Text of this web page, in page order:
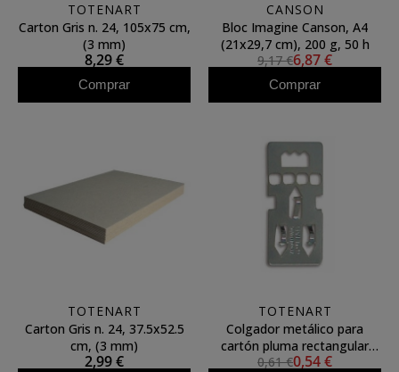
TOTENART
Carton Gris n. 24, 105x75 cm,
(3 mm)
8,29 €
Comprar
CANSON
Bloc Imagine Canson, A4
(21x29,7 cm), 200 g, 50 h
9,17 €6,87 €
Comprar
TOTENART
Carton Gris n. 24, 37.5x52.5
cm, (3 mm)
2,99 €
TOTENART
Colgador metálico para
cartón pluma rectangular
(unidad)
0,61 €0,54 €